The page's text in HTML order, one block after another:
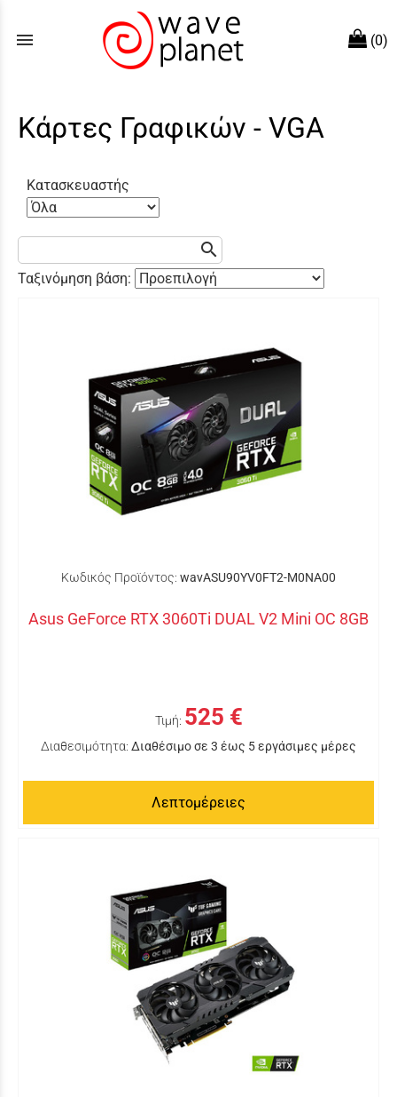
menu (0)
Κάρτες Γραφικών - VGA
Κατασκευαστής
search
Ταξινόμηση βάση:
Κωδικός Προϊόντος: wavASU90YV0FT2-M0NA00
Asus GeForce RTX 3060Ti DUAL V2 Mini OC 8GB
Τιμή: 525 €
Διαθεσιμότητα: Διαθέσιμο σε 3 έως 5 εργάσιμες μέρες
Λεπτομέρειες